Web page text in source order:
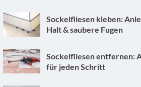
Sockelfliesen kleben:
Halt & saubere Fugen
Sockelfliesen entfernen:
für jeden Schritt